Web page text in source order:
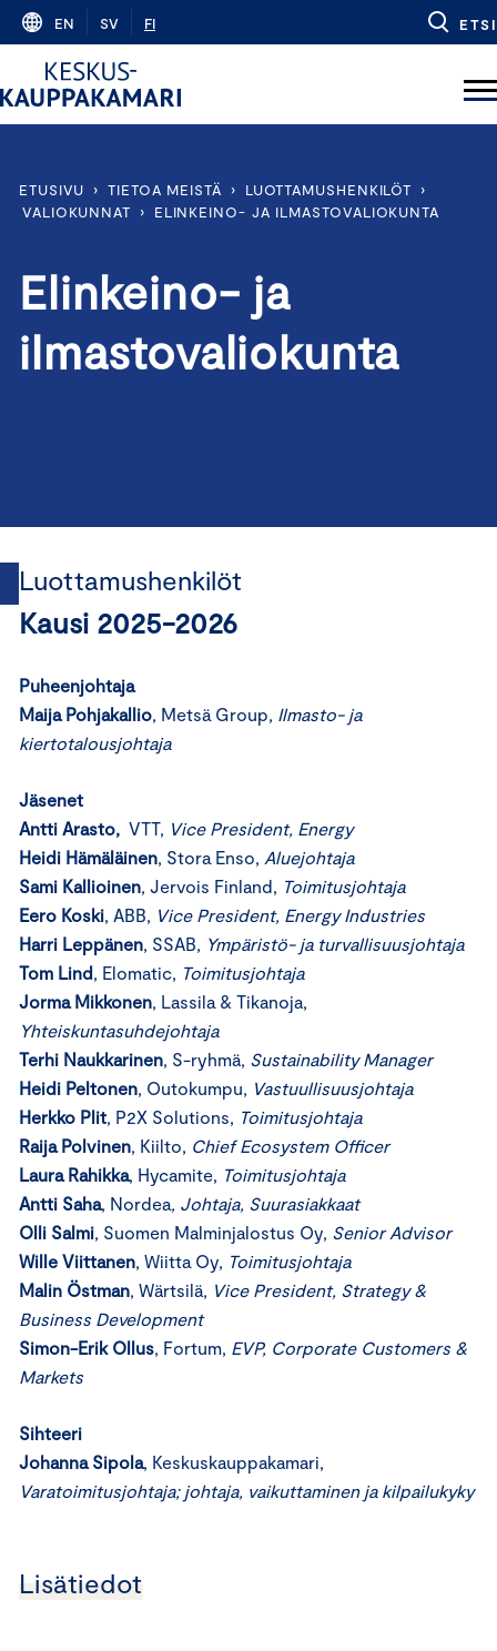
Skip
content
EN SV FI ETSI
ETUSIVU › TIETOA MEISTÄ › LUOTTAMUSHENKILÖT
›
VALIOKUNNAT
› ELINKEINO- JA ILMASTOVALIOKUNTA
Elinkeino- ja
ilmastovaliokunta
Luottamushenkilöt
Kausi 2025-2026
Puheenjohtaja
Maija Pohjakallio, Metsä Group, Ilmasto- ja
kiertotalousjohtaja
Jäsenet
Antti Arasto, VTT, Vice President, Energy
Heidi Hämäläinen, Stora Enso, Aluejohtaja
Sami Kallioinen, Jervois Finland, Toimitusjohtaja
Eero Koski, ABB, Vice President, Energy Industries
Harri Leppänen, SSAB, Ympäristö- ja turvallisuusjohtaja
Tom Lind, Elomatic, Toimitusjohtaja
Jorma Mikkonen, Lassila & Tikanoja,
Yhteiskuntasuhdejohtaja
Terhi Naukkarinen, S-ryhmä, Sustainability Manager
Heidi Peltonen, Outokumpu, Vastuullisuusjohtaja
Herkko Plit, P2X Solutions, Toimitusjohtaja
Raija Polvinen, Kiilto, Chief Ecosystem Officer
Laura Rahikka, Hycamite, Toimitusjohtaja
Antti Saha, Nordea, Johtaja, Suurasiakkaat
Olli Salmi, Suomen Malminjalostus Oy, Senior Advisor
Wille Viittanen, Wiitta Oy, Toimitusjohtaja
Malin Östman, Wärtsilä, Vice President, Strategy &
Business Development
Simon-Erik Ollus, Fortum, EVP, Corporate Customers &
Markets
Sihteeri
Johanna Sipola, Keskuskauppakamari,
Varatoimitusjohtaja; johtaja, vaikuttaminen ja kilpailukyky
Lisätiedot